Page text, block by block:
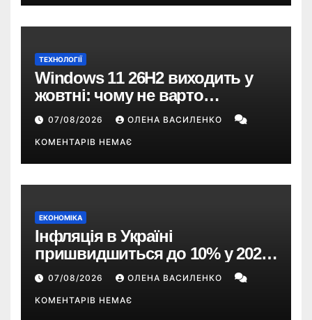
ТЕХНОЛОГІЇ
Windows 11 26H2 виходить у
жовтні: чому не варто
пропускати це оновлення
07/08/2026 ОЛЕНА ВАСИЛЕНКО
КОМЕНТАРІВ НЕМАЄ
ЕКОНОМІКА
Інфляція в Україні
пришвидшиться до 10% у 2026
році — прогноз НБУ
07/08/2026 ОЛЕНА ВАСИЛЕНКО
КОМЕНТАРІВ НЕМАЄ